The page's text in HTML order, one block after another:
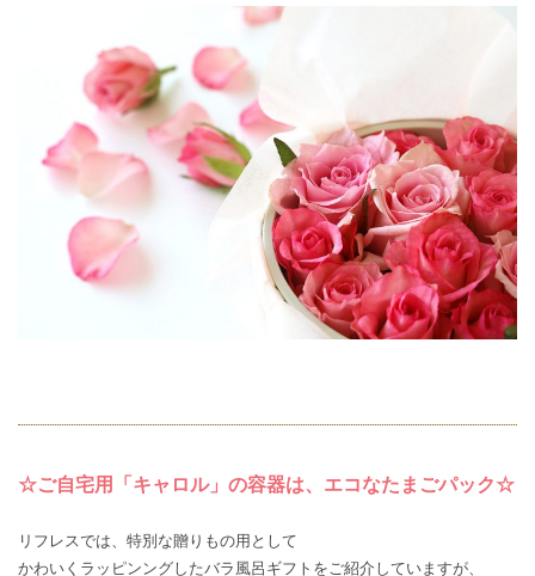
☆ご自宅用「キャロル」の容器は、エコなたまごパック☆
リフレスでは、特別な贈りもの用として
かわいくラッピンングしたバラ風呂ギフトをご紹介していますが、